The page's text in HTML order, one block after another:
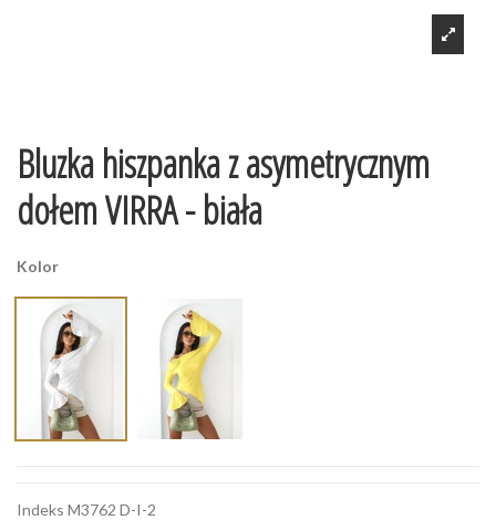
Bluzka hiszpanka z asymetrycznym
dołem VIRRA - biała
Kolor
Indeks M3762 D-I-2